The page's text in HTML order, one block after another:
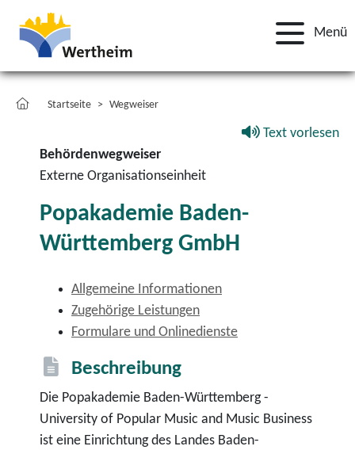
Menü
Startseite Wegweiser
Text vorlesen
Behördenwegweiser
Externe Organisationseinheit
Popakademie Baden-
Württemberg GmbH
Allgemeine Informationen
Zugehörige Leistungen
Formulare und Onlinedienste
Beschreibung
Die Popakademie Baden-Württemberg -
University of Popular Music and Music Business
ist eine Einrichtung des Landes Baden-